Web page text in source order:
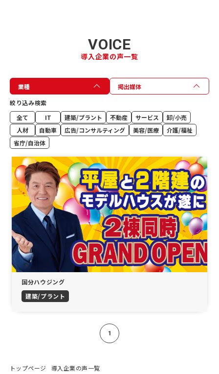
VOICE
導入企業の声一覧
業種
掲出媒体
絞り込み検索
全て
IT 建築/プラント 不動産 サービス
卸/小売
人材
自動車 広告/コンサルティング 美容/医療
介護/福祉
省庁/自治体
国分ハウジング
建築/プラント
1
トップページ 導入企業の声一覧